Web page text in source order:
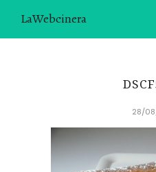
LaWebcinera
CONTACTO
SOBRE MÍ
28/